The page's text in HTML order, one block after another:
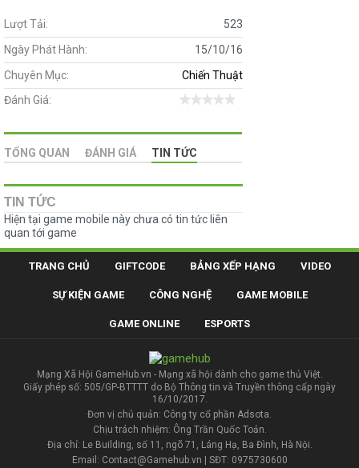
Lượt Tải:
523
Ngày Phát Hành:
15/10/16
Chuyên Mục:
Chiến Thuật
Đánh Giá:
TỔNG QUAN ĐÁNH GIÁ TIN TỨC
TIN TỨC
Hiện tại game mobile này chưa có tin tức liên
quan tới game
TRANG CHỦ GIFTCODE BẢNG XẾP HẠNG VIDEO
SỰ KIỆN GAME CÔNG NGHỆ GAME MOBILE
GAME ONLINE ESPORTS
Mạng Xã Hội GameHub.vn - Mạng xã hội dành cho game thủ Việt.
Giấy phép số: 505/GP-BTTTT do Bộ Thông tin và Truyền thông cấp ngày
16/10/2017.
Đơn vị chủ quản: Công ty cổ phần Adsota.
Chịu trách nhiệm: Ông Trần Quốc Toản.
Địa chỉ: Le Building, số 11, ngõ 71, Láng Hạ, Ba Đình, Hà Nội.
Email: Contact@Gamehub.vn | SĐT: 0975730600